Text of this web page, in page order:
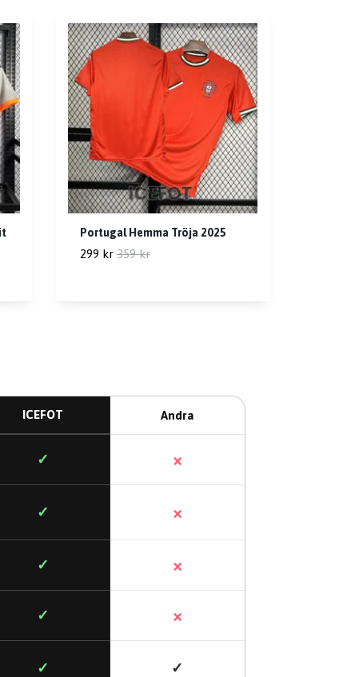
Portugal Hemma Tröja 2025
299 kr 359 kr
ICEFOT Andra
✓ ×
✓ ×
✓ ×
✓ ×
✓ ✓